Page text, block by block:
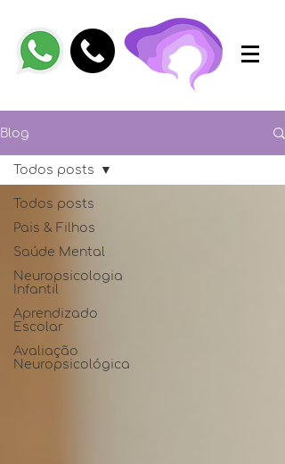
Blog
Todos posts
Pais & Filhos
Saúde Mental
Neuropsicologia
Infantil
Aprendizado
Escolar
Avaliação
Neuropsicológica
Todos posts